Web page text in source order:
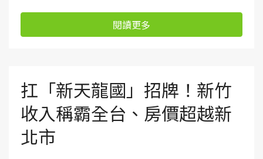
閱讀更多
扛「新天龍國」招牌！新竹
收入稱霸全台、房價超越新
北市